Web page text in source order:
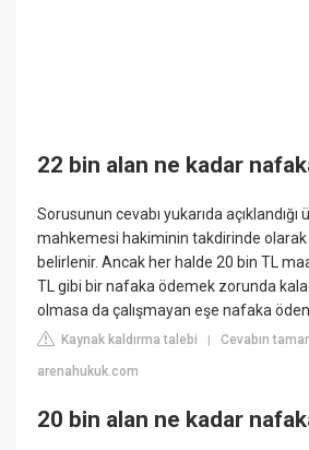
22 bin alan ne kadar
Sorusunun cevabı yukarıda açıklandığı
mahkemesi hakiminin takdirinde
belirlenir. Ancak her halde 20 bin TL
TL gibi bir nafaka ödemek zorunda
olmasa da çalışmayan eşe nafaka
Kaynak kaldırma talebi |Cevabın
arenahukuk.com
20 bin alan ne kadar